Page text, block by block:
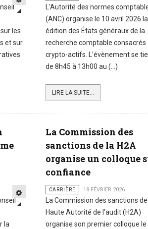
les
et sur
L'Autorité des normes
(ANC) organise le 10 avril 2026
édition des États généraux de la
recherche comptable consacrés
crypto-actifs. L'évènement se
de 8h45 à 13h00 au (...)
LIRE LA SUITE...
la
La Commission des
sanctions de la H2A
organise un colloque
confiance
CARRIÈRE 18 FÉVRIER 2026
La Commission des sanctions
Haute Autorité de l'audit (H2A)
organise son premier colloque le